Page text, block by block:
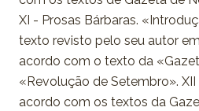
XI - Prosas Bárbaras.
texto revisto pelo seu autor
acordo com o texto da
«Revolução de Setembro». XII
acordo com os textos da